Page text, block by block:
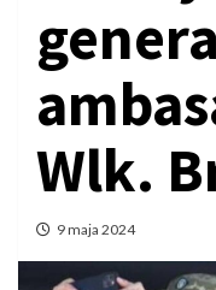
Wlk.
9 maja 2024